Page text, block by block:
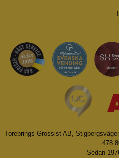
Torebrings Grossist AB,
478
Sedan